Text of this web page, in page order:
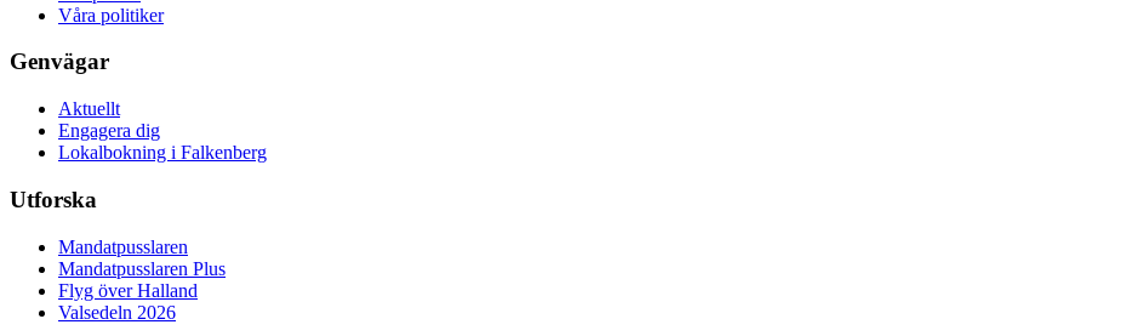
Våra politiker
Genvägar
Aktuellt
Engagera dig
Lokalbokning i Falkenberg
Utforska
Mandatpusslaren
Mandatpusslaren Plus
Flyg över Halland
Valsedeln 2026